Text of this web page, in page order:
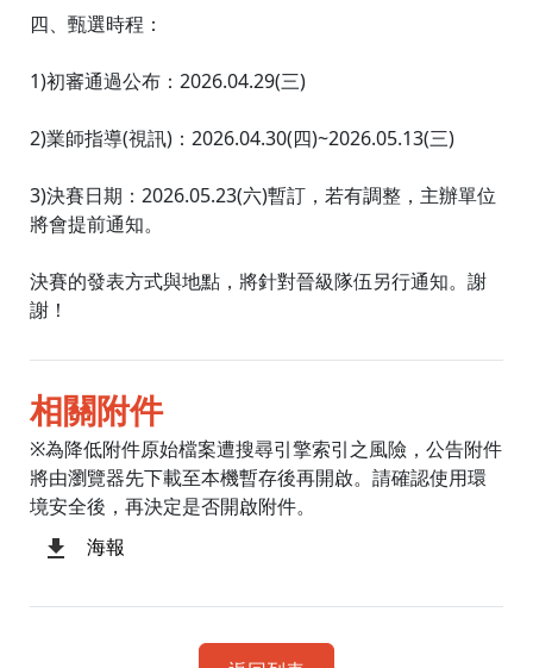
四、甄選時程：
1)初審通過公布：2026.04.29(三)
2)業師指導(視訊)：2026.04.30(四)~2026.05.13(三)
3)決賽日期：2026.05.23(六)暫訂，若有調整，主辦單位
將會提前通知。
決賽的發表方式與地點，將針對晉級隊伍另行通知。謝
謝！
相關附件
※為降低附件原始檔案遭搜尋引擎索引之風險，公告附件
將由瀏覽器先下載至本機暫存後再開啟。請確認使用環
境安全後，再決定是否開啟附件。
海報